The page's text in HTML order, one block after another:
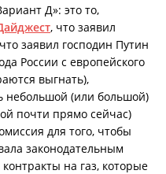
Д»: это то,
, что заявил
заявил господин Путин
России с европейского
выгнать),
небольшой (или большой)
почти прямо сейчас)
для того, чтобы
законодательным
на газ, которые